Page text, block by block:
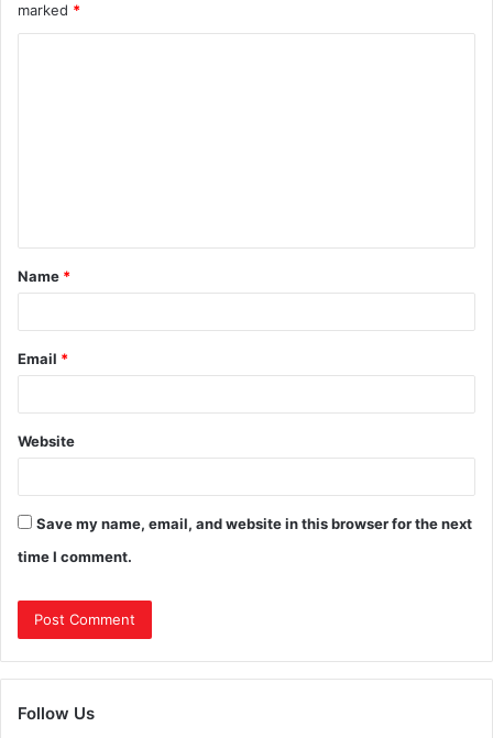
marked *
Name *
Email *
Website
Save my name, email, and website in this browser for the next
time I comment.
Follow Us